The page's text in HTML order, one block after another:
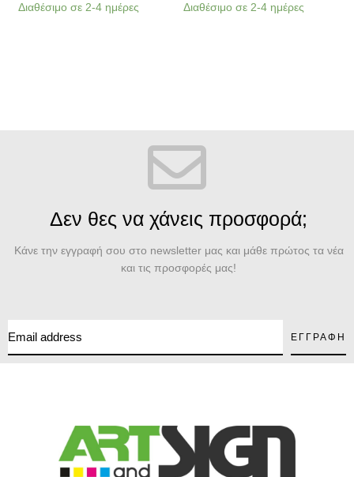
Διαθέσιμο σε 2-4 ημέρες Διαθέσιμο σε 2-4 ημέρες
Δεν θες να χάνεις προσφορά;
Κάνε την εγγραφή σου στο newsletter μας και μάθε πρώτος τα νέα
και τις προσφορές μας!